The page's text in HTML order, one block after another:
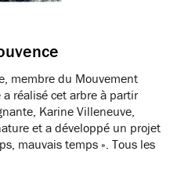
membre du Mouvement
a réalisé cet arbre à partir
Karine Villeneuve,
et a développé un projet
mauvais temps ». Tous les